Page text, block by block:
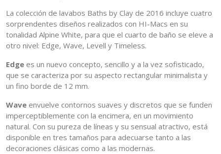
La colección de lavabos Baths by Clay de 2016 incluye cuatro
sorprendentes diseños realizados con HI-Macs en su
tonalidad Alpine White, para que el cuarto de baño se eleve a
otro nivel: Edge, Wave, Levell y Timeless.
Edge es un nuevo concepto, sencillo y a la vez sofisticado,
que se caracteriza por su aspecto rectangular minimalista y
un fino borde de 12 mm.
Wave envuelve contornos suaves y discretos que se funden
imperceptiblemente con la encimera, en un movimiento
natural. Con su pureza de líneas y su sensual atractivo, está
disponible en tres tamaños para adecuarse tanto a las
decoraciones clásicas como a las modernas.